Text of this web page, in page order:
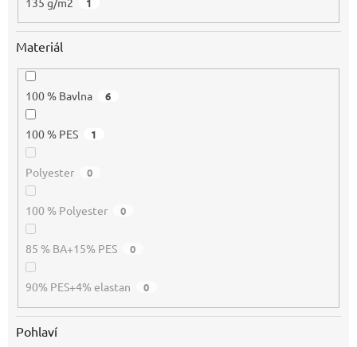
Materiál
100 % Bavlna 6
100 % PES 1
Polyester 0
100 % Polyester 0
85 % BA+15% PES 0
90% PES+4% elastan 0
Pohlaví